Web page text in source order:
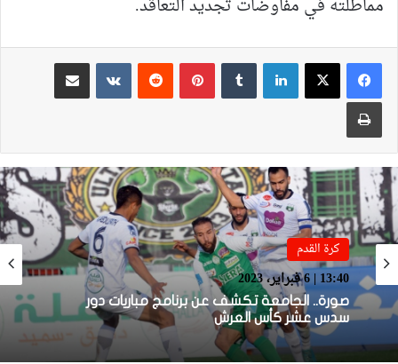
مماطلته في مفاوضات تجديد التعاقد.
لينكدإن بينتيريست
مشاركة عبر البريد
طباعة
كرة القدم
13:40 | 6 فبراير، 2023
كرة القدم
17:38 | 31 يناير، 2023
قرعة الدور الـ32 من كأس العرش تضع المغرب